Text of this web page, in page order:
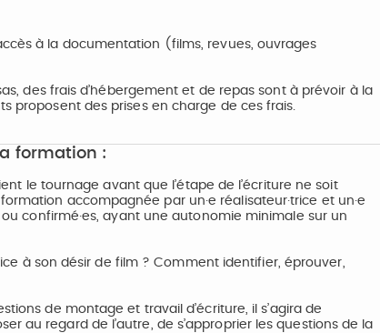
à la documentation (films, revues, ouvrages
des frais d’hébergement et de repas sont à prévoir à la
proposent des prises en charge de ces frais.
formation :
le tournage avant que l’étape de l’écriture ne soit
accompagnée par un·e réalisateur·trice et un·e
confirmé·es, ayant une autonomie minimale sur un
à son désir de film ? Comment identifier, éprouver,
de montage et travail d’écriture, il s’agira de
au regard de l’autre, de s’approprier les questions de la